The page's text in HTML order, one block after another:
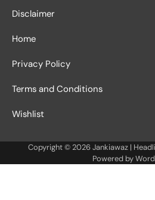
Disclaimer
Home
Privacy Policy
Terms and Conditions
Wishlist
Copyright © 2026Jankiawaz |
Powered by